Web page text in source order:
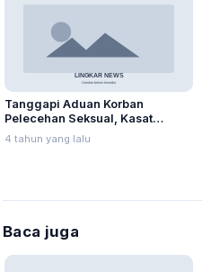
Tanggapi Aduan Korban
Pelecehan Seksual, Kasat
Reskrim Boyolali : Enak?
4 tahun yang lalu
Baca juga